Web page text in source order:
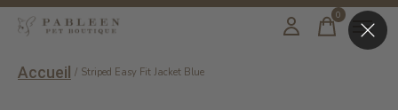
0items
Accueil / Striped Easy Fit Jacket Blue